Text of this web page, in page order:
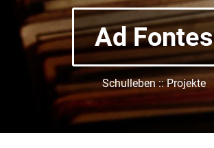
Ad Fontes
Schulleben :: Projekte